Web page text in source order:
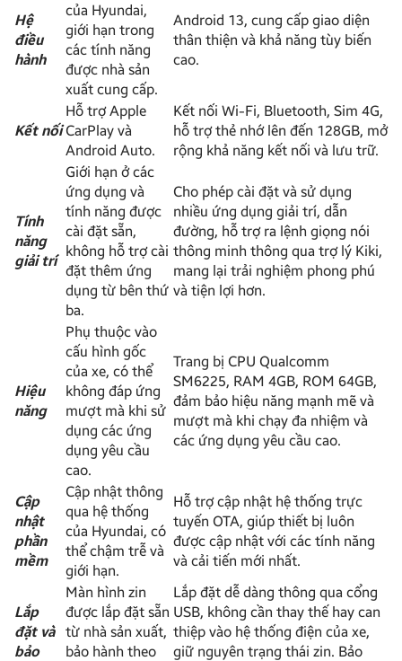
Hệ
điều
hành
của Hyundai,
giới hạn trong
các tính năng
được nhà sản
xuất cung cấp.
Android 13, cung cấp giao diện
thân thiện và khả năng tùy biến
cao.
Kết nối
Hỗ trợ Apple
CarPlay và
Android Auto.
Kết nối Wi-Fi, Bluetooth, Sim 4G,
hỗ trợ thẻ nhớ lên đến 128GB, mở
rộng khả năng kết nối và lưu trữ.
Tính
năng
giải trí
Giới hạn ở các
ứng dụng và
tính năng được
cài đặt sẵn,
không hỗ trợ cài
đặt thêm ứng
dụng từ bên thứ
ba.
Cho phép cài đặt và sử dụng
nhiều ứng dụng giải trí, dẫn
đường, hỗ trợ ra lệnh giọng nói
thông minh thông qua trợ lý Kiki,
mang lại trải nghiệm phong phú
và tiện lợi hơn.
Hiệu
năng
Phụ thuộc vào
cấu hình gốc
của xe, có thể
không đáp ứng
mượt mà khi sử
dụng các ứng
dụng yêu cầu
cao.
Trang bị CPU Qualcomm
SM6225, RAM 4GB, ROM 64GB,
đảm bảo hiệu năng mạnh mẽ và
mượt mà khi chạy đa nhiệm và
các ứng dụng yêu cầu cao.
Cập
nhật
phần
mềm
Cập nhật thông
qua hệ thống
của Hyundai, có
thể chậm trễ và
giới hạn.
Hỗ trợ cập nhật hệ thống trực
tuyến OTA, giúp thiết bị luôn
được cập nhật với các tính năng
và cải tiến mới nhất.
Lắp
đặt và
bảo
Màn hình zin
được lắp đặt sẵn
từ nhà sản xuất,
bảo hành theo
Lắp đặt dễ dàng thông qua cổng
USB, không cần thay thế hay can
thiệp vào hệ thống điện của xe,
giữ nguyên trạng thái zin. Bảo